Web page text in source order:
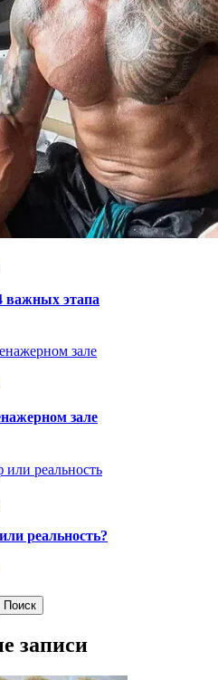
важных этапа
зале
реальность?
Поиск
записи